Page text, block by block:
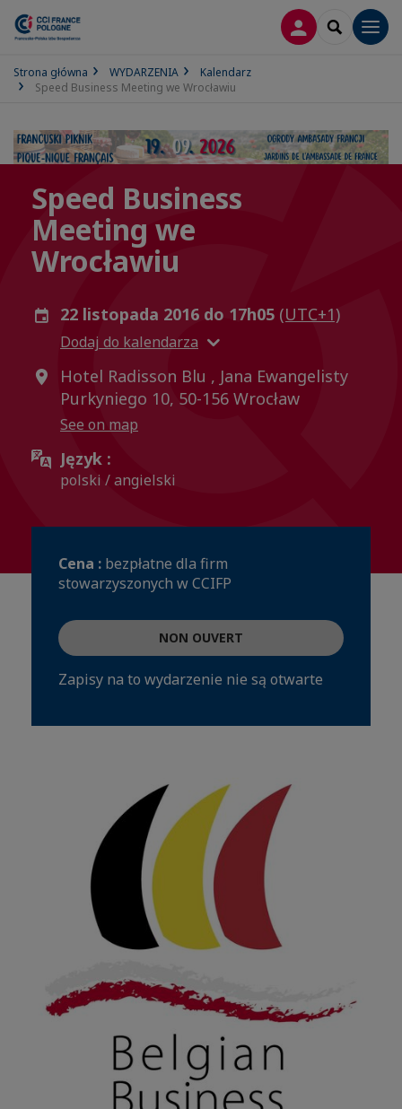
LOGOWANIE
SEARCH
Strona główna WYDARZENIA
Kalendarz
Speed Business Meeting we Wrocławiu
Speed Business
Meeting we
Wrocławiu
22 listopada 2016 do 17h05 (UTC+1)
Dodaj do kalendarza
Hotel Radisson Blu , Jana Ewangelisty
Purkyniego 10, 50-156 Wrocław
See on map
Język :
polski / angielski
Cena : bezpłatne dla firm
stowarzyszonych w CCIFP
NON OUVERT
Zapisy na to wydarzenie nie są otwarte